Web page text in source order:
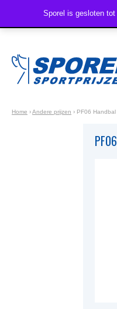
Home ›Andere prijzen › PF06 Handbal
Sporel is gesloten